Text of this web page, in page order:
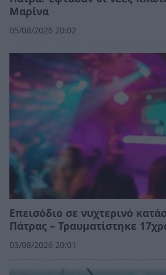
Μαρίνα
05/08/2026 20:02
Επεισόδιο σε νυχτερινό
Πάτρας – Τραυματίστηκε
03/08/2026 20:01